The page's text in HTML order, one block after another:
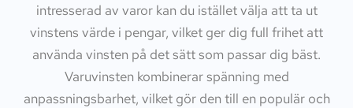
intresserad av varor kan du istället välja att ta ut
vinstens värde i pengar, vilket ger dig full frihet att
använda vinsten på det sätt som passar dig bäst.
Varuvinsten kombinerar spänning med
anpassningsbarhet, vilket gör den till en populär och